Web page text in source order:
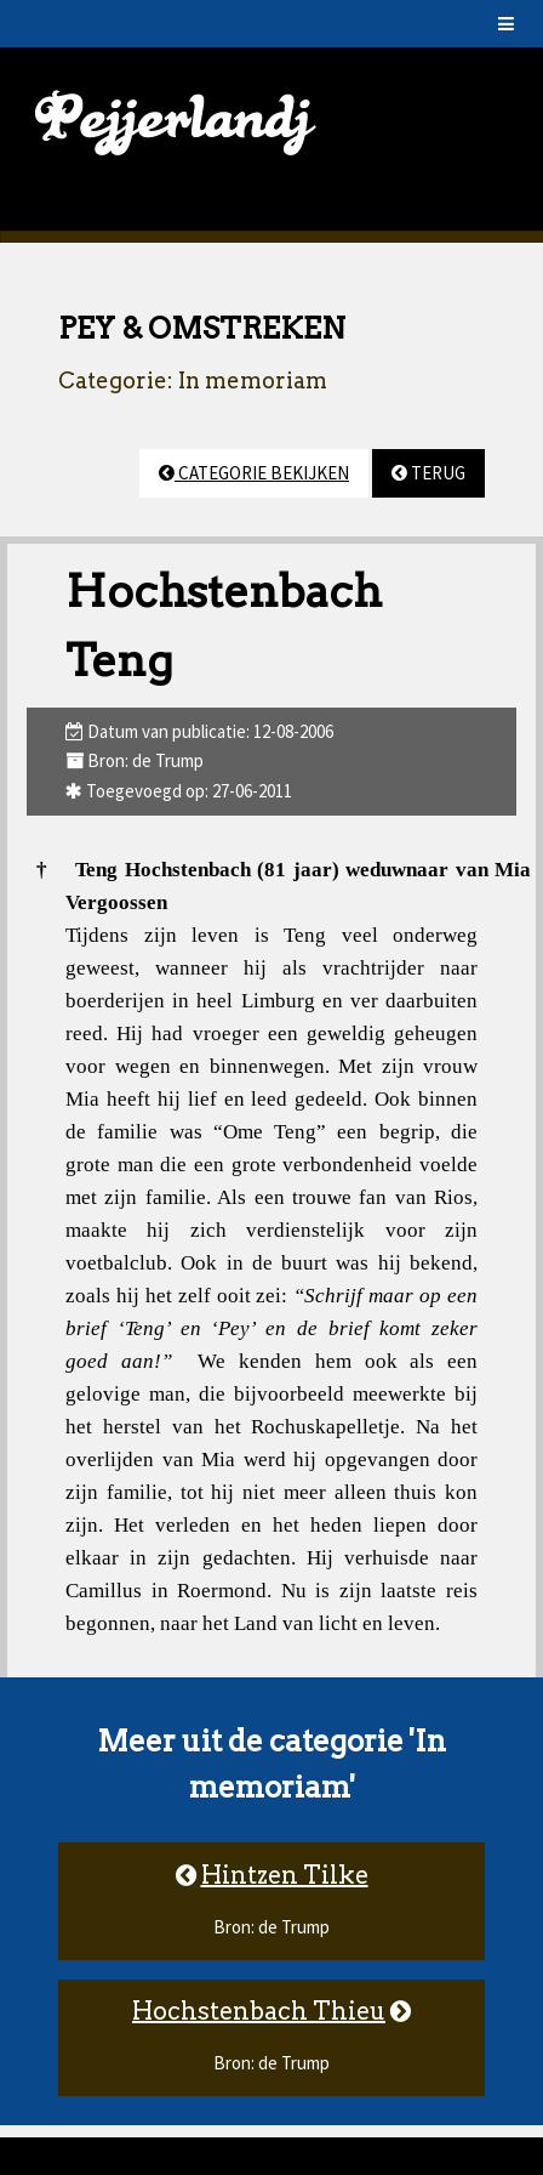
PEY & OMSTREKEN
Categorie: In memoriam
CATEGORIE BEKIJKEN TERUG
Hochstenbach
Teng
Datum van publicatie: 12-08-2006
Bron: de Trump
Toegevoegd op: 27-06-2011
†
Teng Hochstenbach (81 jaar) weduwnaar van Mia
Vergoossen
Tijdens zijn leven is Teng veel onderweg
geweest, wanneer hij als vrachtrijder naar
boerderijen in heel Limburg en ver daarbuiten
reed. Hij had vroeger een geweldig geheugen
voor wegen en binnenwegen. Met zijn vrouw
Mia heeft hij lief en leed gedeeld. Ook binnen
de familie was “Ome Teng” een begrip, die
grote man die een grote verbondenheid voelde
met zijn familie. Als een trouwe fan van Rios,
maakte hij zich verdienstelijk voor zijn
voetbalclub. Ook in de buurt was hij bekend,
zoals hij het zelf ooit zei: “Schrijf maar op een
brief ‘Teng’ en ‘Pey’ en de brief komt zeker
goed aan!”
We kenden hem ook als een
gelovige man, die bijvoorbeeld meewerkte bij
het herstel van het Rochuskapelletje. Na het
overlijden van Mia werd hij opgevangen door
zijn familie, tot hij niet meer alleen thuis kon
zijn. Het verleden en het heden liepen door
elkaar in zijn gedachten. Hij verhuisde naar
Camillus in Roermond. Nu is zijn laatste reis
begonnen, naar het Land van licht en leven.
Meer uit de categorie 'In
memoriam'
Hintzen Tilke
Bron: de Trump
Hochstenbach Thieu
Bron: de Trump